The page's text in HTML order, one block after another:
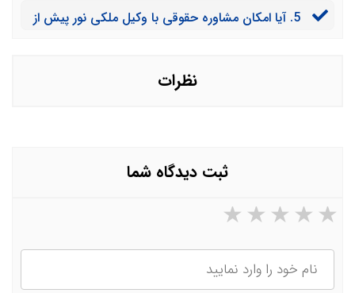
5. آیا امکان مشاوره حقوقی با وکیل ملکی نور پیش از
نظرات
ثبت دیدگاه شما
۵ ستاره از ۵ ۴ ستاره از ۵ ۳ ستاره از ۵ ۲ ستاره از ۵
نام